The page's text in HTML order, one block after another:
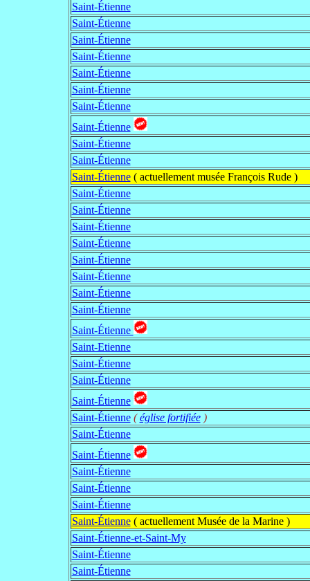
Saint-Étienne
Saint-Étienne
Saint-Étienne
Saint-Étienne
Saint-Étienne
Saint-Étienne
Saint-Étienne
Saint-Étienne
Saint-Étienne
Saint-Étienne
Saint-Étienne( actuellement musée François Rude )
Saint-Étienne
Saint-Étienne
Saint-Étienne
Saint-Étienne
Saint-Étienne
Saint-Étienne
Saint-Étienne
Saint-Étienne
Saint-Étienne
Saint-Etienne
Saint-Étienne
Saint-Étienne
Saint-Étienne
Saint-Étienne(église fortifiée)
Saint-Étienne
Saint-Étienne
Saint-Étienne
Saint-Étienne
Saint-Étienne
Saint-Étienne( actuellement Musée de la Marine )
Saint-Étienne-et-Saint-My
Saint-Étienne
Saint-Étienne